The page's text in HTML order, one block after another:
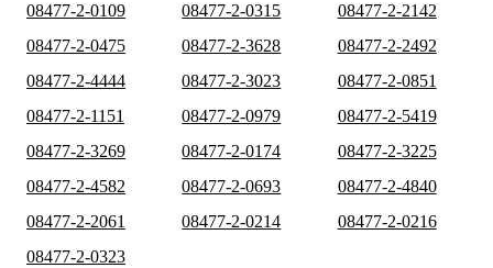
08477-2-0109
08477-2-0315
08477-2-2142
08477-2-0475
08477-2-3628
08477-2-2492
08477-2-4444
08477-2-3023
08477-2-0851
08477-2-1151
08477-2-0979
08477-2-5419
08477-2-3269
08477-2-0174
08477-2-3225
08477-2-4582
08477-2-0693
08477-2-4840
08477-2-2061
08477-2-0214
08477-2-0216
08477-2-0323